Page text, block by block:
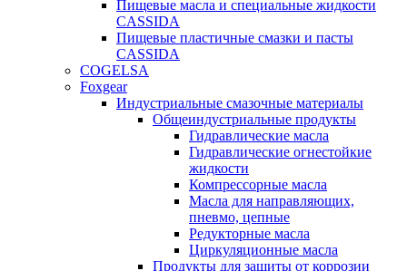
Пищевые масла и специальные жидкости
CASSIDA
Пищевые пластичные смазки и пасты
CASSIDA
COGELSA
Foxgear
Индустриальные смазочные материалы
Общеиндустриальные продукты
Гидравлические масла
Гидравлические огнестойкие
жидкости
Компрессорные масла
Масла для направляющих,
пневмо, цепные
Редукторные масла
Циркуляционные масла
Продукты для защиты от коррозии